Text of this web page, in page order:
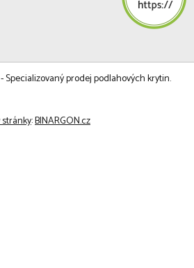
Specializovaný prodej podlahových krytin.
:BINARGON.cz